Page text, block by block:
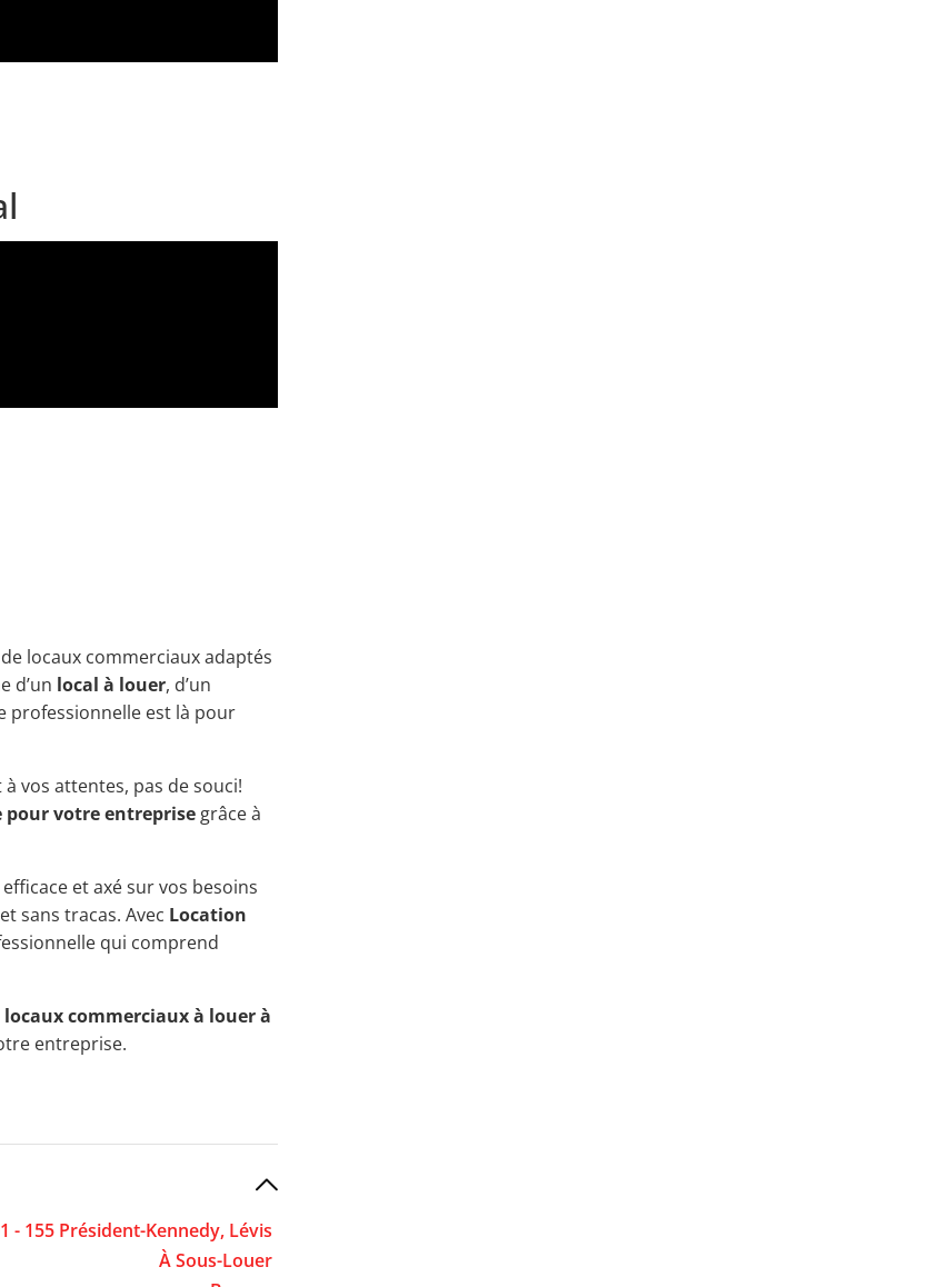
locaux commerciaux adaptés
d’un local à louer, d’un
professionnelle est là pour
vos attentes, pas de souci!
pour votre entreprise grâce à
et axé sur vos besoins
sans tracas. Avec Location
qui comprend
locaux commerciaux à louer à
entreprise.
- 155 Président-Kennedy, Lévis
À Sous-Louer